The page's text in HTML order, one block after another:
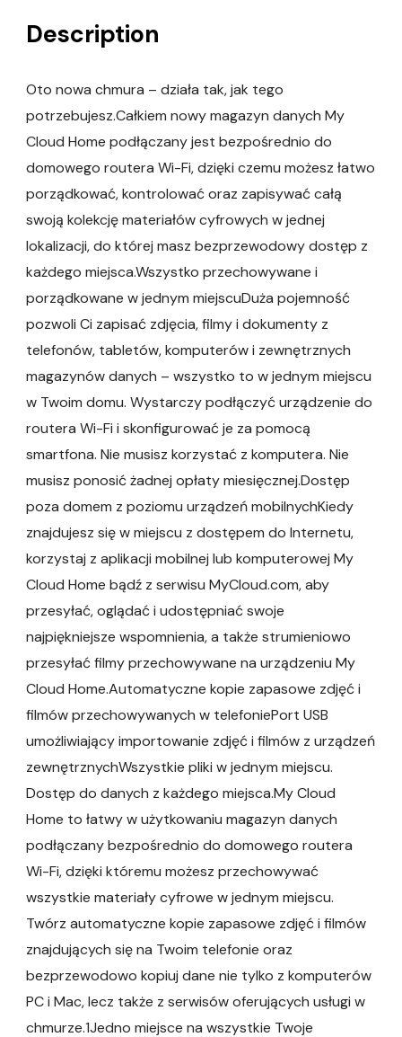
Description
Oto nowa chmura – działa tak, jak tego
potrzebujesz.Całkiem nowy magazyn danych My
Cloud Home podłączany jest bezpośrednio do
domowego routera Wi-Fi, dzięki czemu możesz łatwo
porządkować, kontrolować oraz zapisywać całą
swoją kolekcję materiałów cyfrowych w jednej
lokalizacji, do której masz bezprzewodowy dostęp z
każdego miejsca.Wszystko przechowywane i
porządkowane w jednym miejscuDuża pojemność
pozwoli Ci zapisać zdjęcia, filmy i dokumenty z
telefonów, tabletów, komputerów i zewnętrznych
magazynów danych – wszystko to w jednym miejscu
w Twoim domu. Wystarczy podłączyć urządzenie do
routera Wi-Fi i skonfigurować je za pomocą
smartfona. Nie musisz korzystać z komputera. Nie
musisz ponosić żadnej opłaty miesięcznej.Dostęp
poza domem z poziomu urządzeń mobilnychKiedy
znajdujesz się w miejscu z dostępem do Internetu,
korzystaj z aplikacji mobilnej lub komputerowej My
Cloud Home bądź z serwisu MyCloud.com, aby
przesyłać, oglądać i udostępniać swoje
najpiękniejsze wspomnienia, a także strumieniowo
przesyłać filmy przechowywane na urządzeniu My
Cloud Home.Automatyczne kopie zapasowe zdjęć i
filmów przechowywanych w telefoniePort USB
umożliwiający importowanie zdjęć i filmów z urządzeń
zewnętrznychWszystkie pliki w jednym miejscu.
Dostęp do danych z każdego miejsca.My Cloud
Home to łatwy w użytkowaniu magazyn danych
podłączany bezpośrednio do domowego routera
Wi-Fi, dzięki któremu możesz przechowywać
wszystkie materiały cyfrowe w jednym miejscu.
Twórz automatyczne kopie zapasowe zdjęć i filmów
znajdujących się na Twoim telefonie oraz
bezprzewodowo kopiuj dane nie tylko z komputerów
PC i Mac, lecz także z serwisów oferujących usługi w
chmurze.1Jedno miejsce na wszystkie Twoje